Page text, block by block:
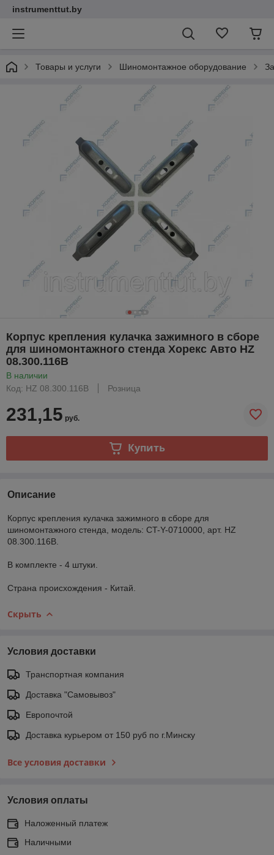
instrumenttut.by
Товары и услуги Шиномонтажное оборудование
Корпус крепления кулачка зажимного в сборе
для шиномонтажного стенда Хорекс Авто HZ
08.300.116B
В наличии
Код: HZ 08.300.116B
Розница
231,15 руб.
Купить
Описание
Корпус крепления кулачка зажимного в сборе для
шиномонтажного стенда, модель: CT-Y-0710000, арт. HZ
08.300.116B.
В комплекте - 4 штуки.
Страна происхождения - Китай.
Скрыть
Условия доставки
Транспортная компания
Доставка "Самовывоз"
Европочтой
Доставка курьером от 150 руб по г.Минску
Все условия доставки
Условия оплаты
Наложенный платеж
Наличными